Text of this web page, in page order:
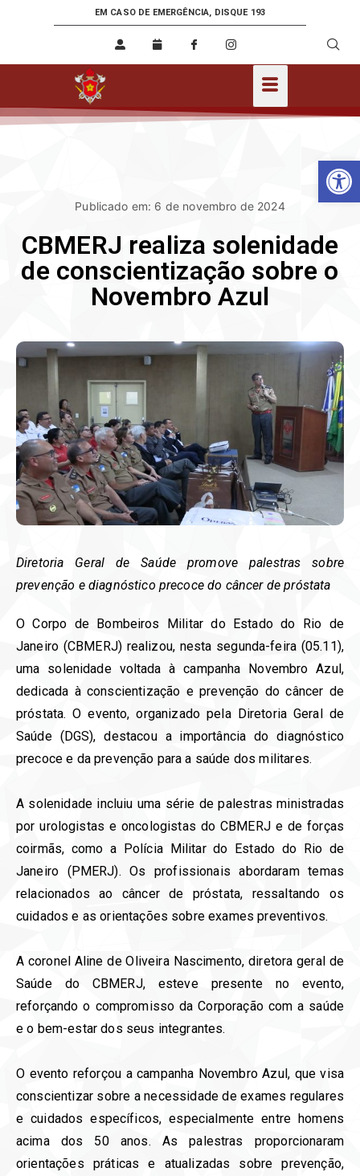
EM CASO DE EMERGÊNCIA, DISQUE 193
Publicado em: 6 de novembro de 2024
CBMERJ realiza solenidade
de conscientização sobre o
Novembro Azul
Diretoria Geral de Saúde promove palestras sobre
prevenção e diagnóstico precoce do câncer de próstata
O Corpo de Bombeiros Militar do Estado do Rio de
Janeiro (CBMERJ) realizou, nesta segunda-feira (05.11),
uma solenidade voltada à campanha Novembro Azul,
dedicada à conscientização e prevenção do câncer de
próstata. O evento, organizado pela Diretoria Geral de
Saúde (DGS), destacou a importância do diagnóstico
precoce e da prevenção para a saúde dos militares.
A solenidade incluiu uma série de palestras ministradas
por urologistas e oncologistas do CBMERJ e de forças
coirmãs, como a Polícia Militar do Estado do Rio de
Janeiro (PMERJ). Os profissionais abordaram temas
relacionados ao câncer de próstata, ressaltando os
cuidados e as orientações sobre exames preventivos.
A coronel Aline de Oliveira Nascimento, diretora geral de
Saúde do CBMERJ, esteve presente no evento,
reforçando o compromisso da Corporação com a saúde
e o bem-estar dos seus integrantes.
O evento reforçou a campanha Novembro Azul, que visa
conscientizar sobre a necessidade de exames regulares
e cuidados específicos, especialmente entre homens
acima dos 50 anos. As palestras proporcionaram
orientações práticas e atualizadas sobre prevenção,